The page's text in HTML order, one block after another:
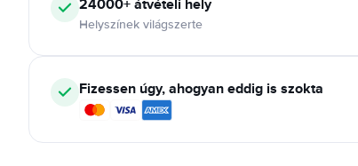
Helyszínek világszerte
Fizessen úgy, ahogyan eddig is szokta